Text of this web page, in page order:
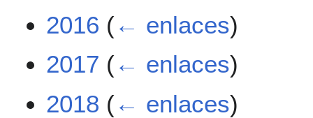
2016 (← enlaces)
2017 (← enlaces)
2018 (← enlaces)